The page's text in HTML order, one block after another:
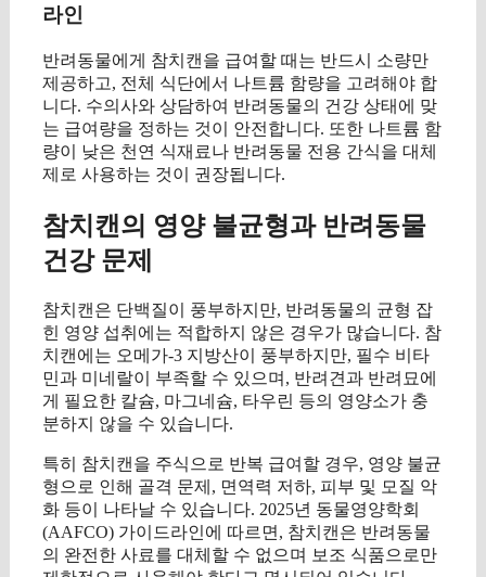
라인
반려동물에게 참치캔을 급여할 때는 반드시 소량만
제공하고, 전체 식단에서 나트륨 함량을 고려해야 합
니다. 수의사와 상담하여 반려동물의 건강 상태에 맞
는 급여량을 정하는 것이 안전합니다. 또한 나트륨 함
량이 낮은 천연 식재료나 반려동물 전용 간식을 대체
제로 사용하는 것이 권장됩니다.
참치캔의 영양 불균형과 반려동물
건강 문제
참치캔은 단백질이 풍부하지만, 반려동물의 균형 잡
힌 영양 섭취에는 적합하지 않은 경우가 많습니다. 참
치캔에는 오메가-3 지방산이 풍부하지만, 필수 비타
민과 미네랄이 부족할 수 있으며, 반려견과 반려묘에
게 필요한 칼슘, 마그네슘, 타우린 등의 영양소가 충
분하지 않을 수 있습니다.
특히 참치캔을 주식으로 반복 급여할 경우, 영양 불균
형으로 인해 골격 문제, 면역력 저하, 피부 및 모질 악
화 등이 나타날 수 있습니다. 2025년 동물영양학회
(AAFCO) 가이드라인에 따르면, 참치캔은 반려동물
의 완전한 사료를 대체할 수 없으며 보조 식품으로만